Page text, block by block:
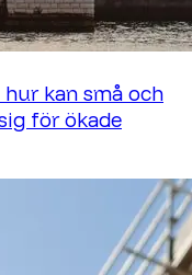
kan små och
för ökade